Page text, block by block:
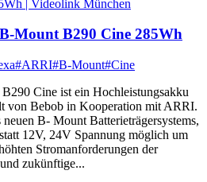
Mount B290 Cine 285Wh
#ARRI#B-Mount#Cine
B290 Cine ist ein Hochleistungsakku
von Bebob in Kooperation mit ARRI.
neuen B- Mount Batterieträgersystems,
12V, 24V Spannung möglich um
Stromanforderungen der
zukünftige...